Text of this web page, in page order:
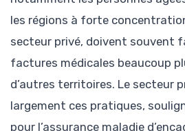
les régions à forte
secteur privé, doivent souvent
factures médicales beaucoup
d’autres territoires. Le secteur
largement ces pratiques,
pour l’assurance maladie